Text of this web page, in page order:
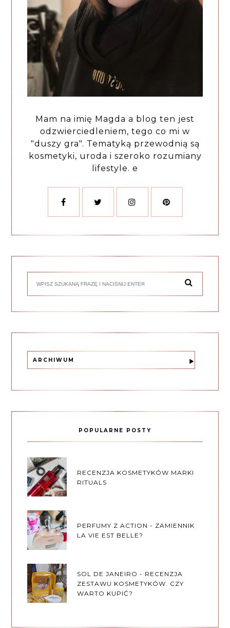
Mam na imię Magda a blog ten jest
odzwierciedleniem, tego co mi w
"duszy gra". Tematyką przewodnią są
kosmetyki, uroda i szeroko rozumiany
lifestyle. e
ARCHIWUM
POPULARNE POSTY
RECENZJA KOSMETYKÓW MARKI
RITUALS
PERFUMY Z ACTION - ZAMIENNIK
LA VIE EST BELLE?
SOL DE JANEIRO - RECENZJA
ZESTAWU KOSMETYKÓW. CZY
WARTO KUPIĆ?